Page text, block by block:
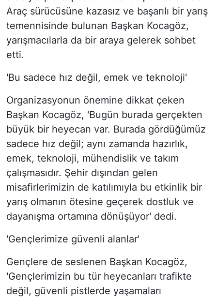
Araç sürücüsüne kazasız ve başarılı bir yarış
temennisinde bulunan Başkan Kocagöz,
yarışmacılarla da bir araya gelerek sohbet
etti.
'Bu sadece hız değil, emek ve teknoloji'
Organizasyonun önemine dikkat çeken
Başkan Kocagöz, 'Bugün burada gerçekten
büyük bir heyecan var. Burada gördüğümüz
sadece hız değil; aynı zamanda hazırlık,
emek, teknoloji, mühendislik ve takım
çalışmasıdır. Şehir dışından gelen
misafirlerimizin de katılımıyla bu etkinlik bir
yarış olmanın ötesine geçerek dostluk ve
dayanışma ortamına dönüşüyor' dedi.
'Gençlerimize güvenli alanlar'
Gençlere de seslenen Başkan Kocagöz,
'Gençlerimizin bu tür heyecanları trafikte
değil, güvenli pistlerde yaşamaları